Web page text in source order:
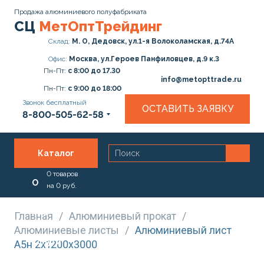
Продажа алюминиевого полуфабриката
СЦ МетОптТрейдинг
Склад: М. О, Дедовск, ул.1-я Волоколамская, д.74А
Офис: Москва, ул.Героев Панфиловцев, д.9 к.3
Пн-Пт: с 8:00 до 17.30
Пн-Пт: с 9:00 до 18:00
info@metopttrade.ru
Звонок бесплатный
8-800-505-62-58
ОСТАВИТЬ ЗАЯВКУ
Каталог
О
нас
Услуги
0 товаров
на 0 руб.
Главная / Алюминиевый прокат /
Алюминиевые листы
/ Алюминиевый лист
А5н 2х1200х3000